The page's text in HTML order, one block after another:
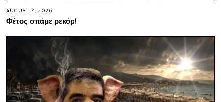
AUGUST 4, 2026
Φέτος σπάμε ρεκόρ!